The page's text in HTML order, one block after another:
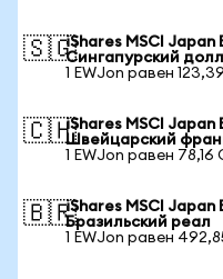
🇸🇬iShares MSCI Japan
Сингапурский
1 EWJon равен
🇨🇭iShares MSCI Japan
Швейцарский
1 EWJon равен 78,16
🇧🇷iShares MSCI Japan
Бразильский реал
1 EWJon равен